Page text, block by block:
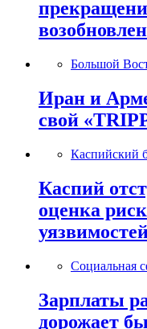
Большой
Иран и
свой
Каспийский
Каспий
оценка
Социальная
Зарплаты
дорожает